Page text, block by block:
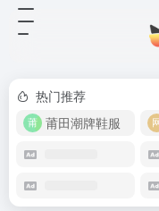
热门推荐
莆田潮牌鞋服